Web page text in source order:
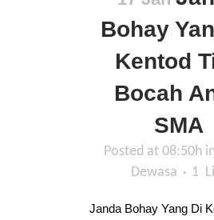
Bohay
Kentod
Bocah
SMA
Posted at 08:50h in
Dewasa
1
Janda Bohay Yang Di